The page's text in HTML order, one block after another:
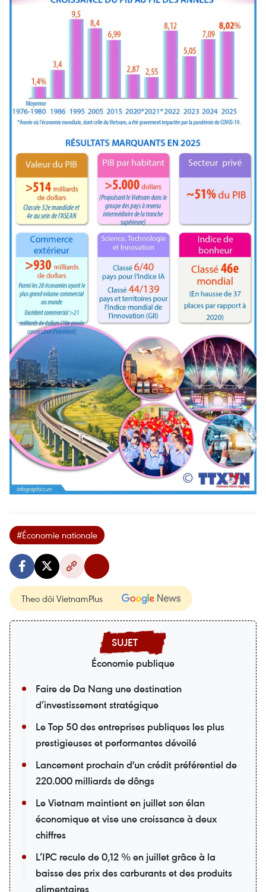
#Économie nationale
Theo dõi VietnamPlus
Économie publique
Faire de Da Nang une destination
d’investissement stratégique
Le Top 50 des entreprises publiques les plus
prestigieuses et performantes dévoilé
Lancement prochain d'un crédit préférentiel de
220.000 milliards de dôngs
Le Vietnam maintient en juillet son élan
économique et vise une croissance à deux
chiffres
L’IPC recule de 0,12 % en juillet grâce à la
baisse des prix des carburants et des produits
alimentaires